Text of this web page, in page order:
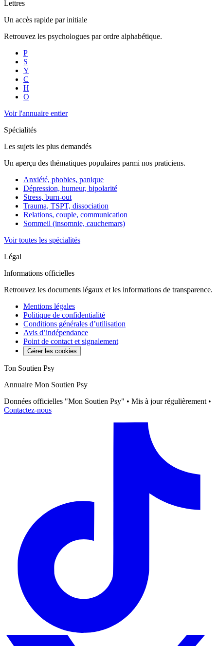
Lettres
Un accès rapide par initiale
Retrouvez les psychologues par ordre alphabétique.
P
S
Y
C
H
O
Voir l'annuaire entier
Spécialités
Les sujets les plus demandés
Un aperçu des thématiques populaires parmi nos praticiens.
Anxiété, phobies, panique
Dépression, humeur, bipolarité
Stress, burn-out
Trauma, TSPT, dissociation
Relations, couple, communication
Sommeil (insomnie, cauchemars)
Voir toutes les spécialités
Légal
Informations officielles
Retrouvez les documents légaux et les informations de transparence.
Mentions légales
Politique de confidentialité
Conditions générales d’utilisation
Avis d’indépendance
Point de contact et signalement
Gérer les cookies
Ton Soutien Psy
Annuaire Mon Soutien Psy
Données officielles "Mon Soutien Psy" • Mis à jour régulièrement •
Contactez-nous